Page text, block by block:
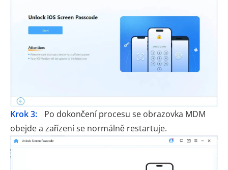
Krok 3:
Po dokončení procesu se obrazovka MDM
obejde a zařízení se normálně restartuje.